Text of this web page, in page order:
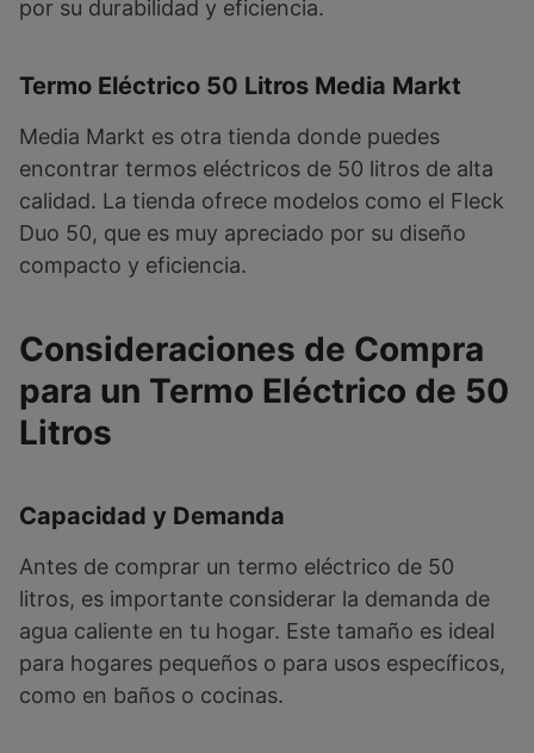
por su durabilidad y eficiencia.
Termo Eléctrico 50 Litros Media Markt
Media Markt es otra tienda donde puedes
encontrar termos eléctricos de 50 litros de alta
calidad. La tienda ofrece modelos como el Fleck
Duo 50, que es muy apreciado por su diseño
compacto y eficiencia.
Consideraciones de Compra
para un Termo Eléctrico de 50
Litros
Capacidad y Demanda
Antes de comprar un termo eléctrico de 50
litros, es importante considerar la demanda de
agua caliente en tu hogar. Este tamaño es ideal
para hogares pequeños o para usos específicos,
como en baños o cocinas.